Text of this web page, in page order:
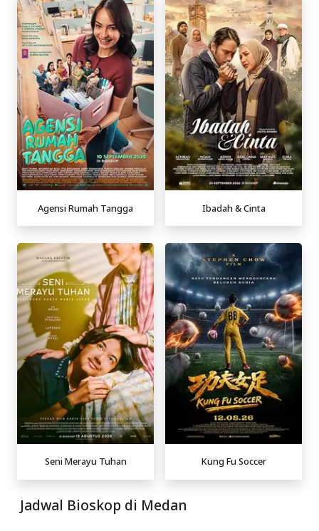
Agensi Rumah Tangga Ibadah & Cinta
Seni Merayu Tuhan Kung Fu Soccer
Jadwal Bioskop di Medan